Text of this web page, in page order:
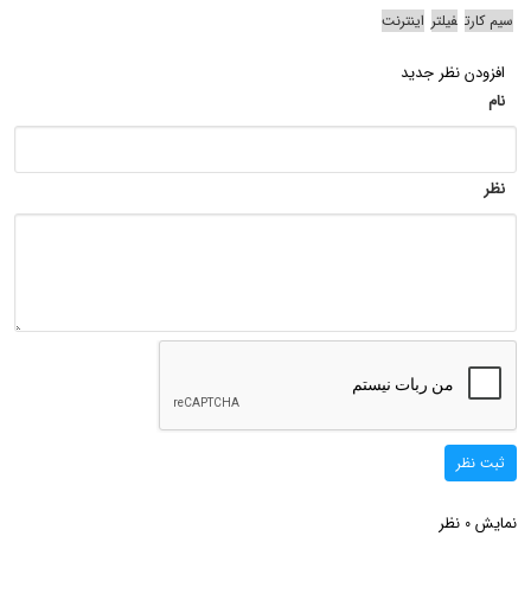
سیم کارت فیلتر اینترنت
افزودن نظر جدید
نام
نظر
ثبت نظر
نمایش 0 نظر